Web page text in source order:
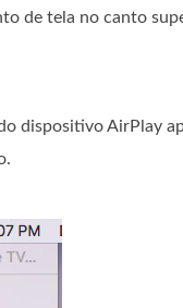
de tela no canto
dispositivo AirPlay